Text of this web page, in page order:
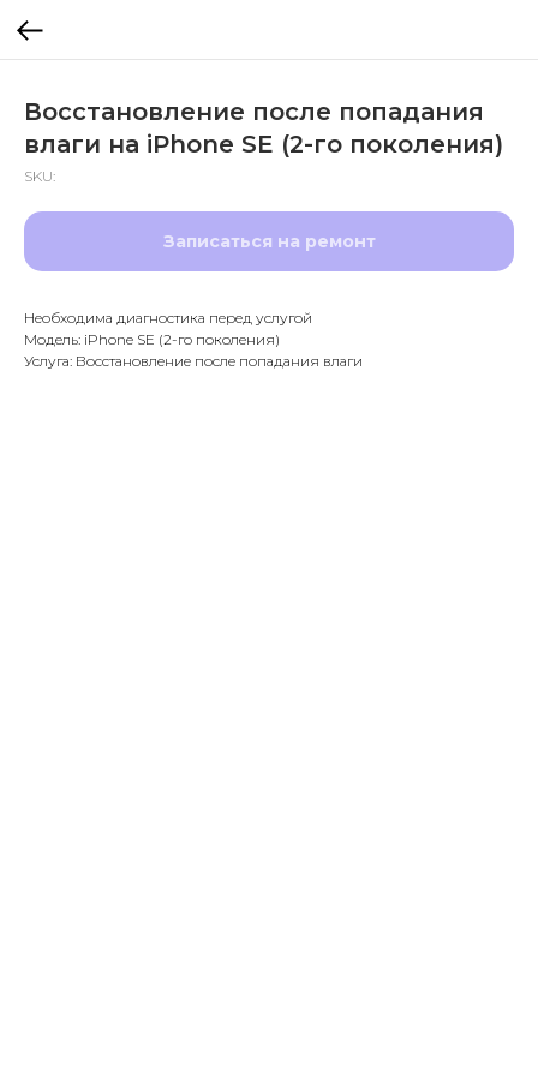
Восстановление после попадания
влаги на iPhone SE (2-го поколения)
SKU:
Записаться на ремонт
Необходима диагностика перед услугой
Модель: iPhone SE (2-го поколения)
Услуга: Восстановление после попадания влаги